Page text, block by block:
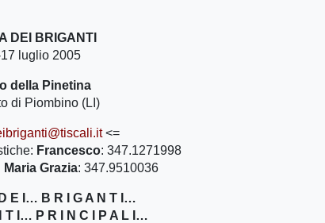
DEI BRIGANTI
luglio 2005
della Pinetina
di Piombino (LI)
<=
Francesco: 347.1271998
Maria Grazia: 347.9510036
E I… B R I G A N T I…
T I… P R I N C I P A L I…